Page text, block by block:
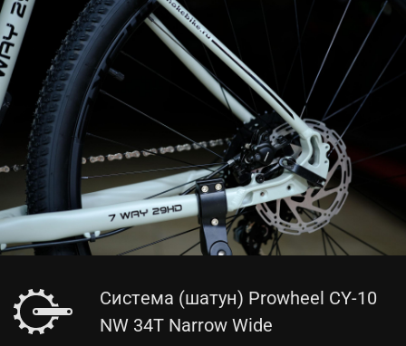
Система (шатун) Prowheel CY-10
NW 34T Narrow Wide